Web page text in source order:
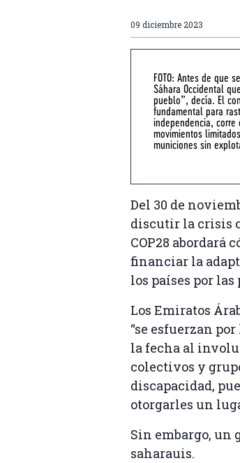
09 diciembre 2023
FOTO: Antes de que
Sáhara Occidental
pueblo”, decía. El
fundamental para
independencia,
movimientos
municiones sin
Del 30 de
discutir la crisis
COP28
financiar la
los países por las
Los Emiratos
“se esfuerzan
la fecha al
colectivos y
discapacidad,
otorgarles un
Sin embargo, un
saharauis.